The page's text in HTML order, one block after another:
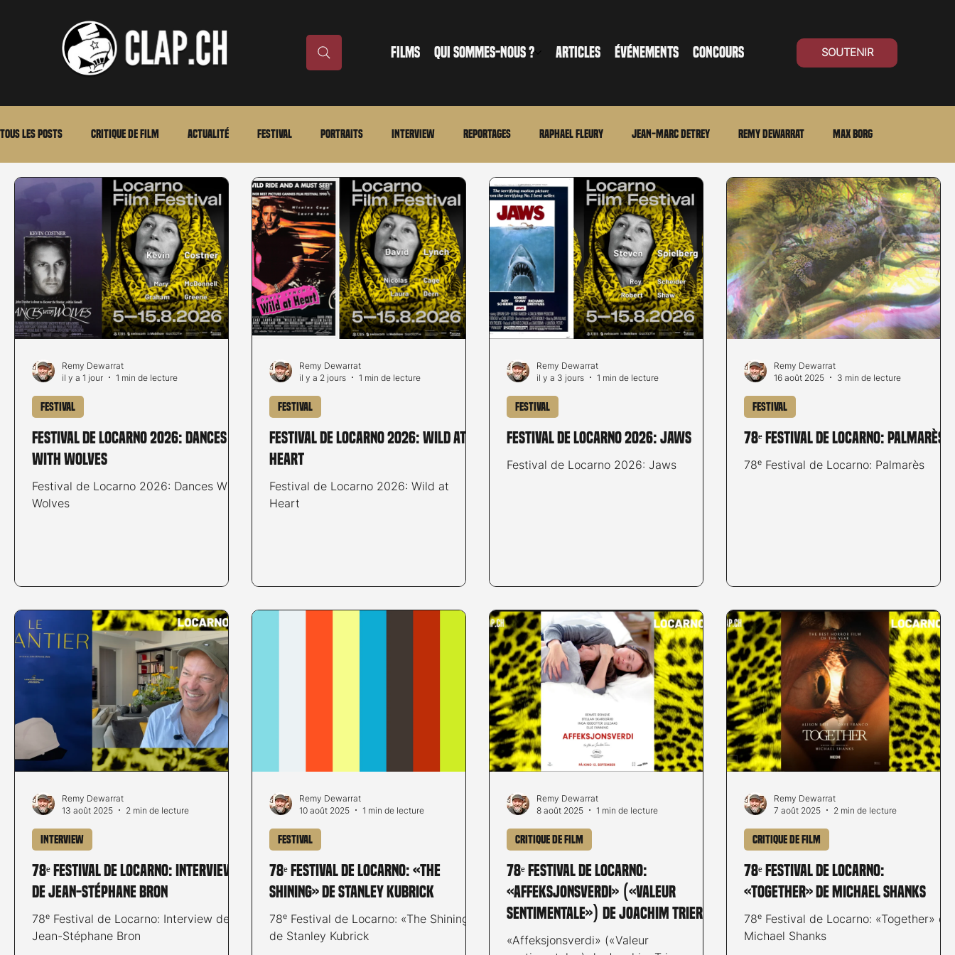
FILMS QUI SOMMES-NOUS ? ARTICLES ÉVÉNEMENTS CONCOURS SOUTENIR
Tous les posts Critique de film Actualité Festival Portraits Interview Reportages Raphael Fleury Jean-Marc Detrey Remy Dewarrat Max Borg
Laurent Scherlen Memento En bref VOD Annonce Evénement En bref La chronique du MCU Cinéma Suisse Archives Carnet noir Open Air Série TV
Stéfanie Rossier Streaming Stefanie Rossier Culture Régional Merchandising TWD Universe
Festival de Locarno 2026: Dances
With Wolves
Festival de Locarno 2026: Dances With
Wolves
Festival
Remy Dewarrat
il y a 1 jour
1 min de lecture
Festival de Locarno 2026: Wild at
Heart
Festival de Locarno 2026: Wild at
Heart
Festival
Remy Dewarrat
il y a 2 jours
1 min de lecture
Festival de Locarno 2026: Jaws
Festival de Locarno 2026: Jaws
Festival
Remy Dewarrat
il y a 3 jours
1 min de lecture
78ᵉ Festival de Locarno: Palmarès
78ᵉ Festival de Locarno: Palmarès
Festival
Remy Dewarrat
16 août 2025
3 min de lecture
78ᵉ Festival de Locarno: Interview
de Jean-Stéphane Bron
78ᵉ Festival de Locarno: Interview de
Jean-Stéphane Bron
Interview
Remy Dewarrat
13 août 2025
2 min de lecture
78ᵉ Festival de Locarno: «The
Shining» de Stanley Kubrick
78ᵉ Festival de Locarno: «The Shining»
de Stanley Kubrick
Festival
Remy Dewarrat
10 août 2025
1 min de lecture
78ᵉ Festival de Locarno:
«Affeksjonsverdi» («Valeur
sentimentale») de Joachim Trier
«Affeksjonsverdi» («Valeur
Critique de film
Remy Dewarrat
8 août 2025
1 min de lecture
78ᵉ Festival de Locarno:
«Together» de Michael Shanks
78ᵉ Festival de Locarno: «Together» de
Michael Shanks
Critique de film
Remy Dewarrat
7 août 2025
2 min de lecture